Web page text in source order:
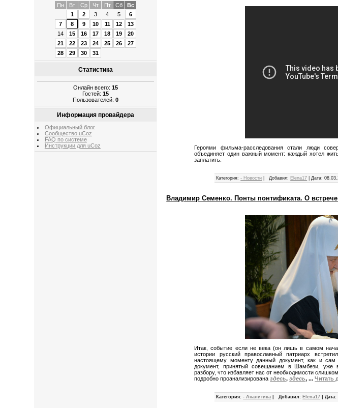
Пн
Вт Ср Чт Пт Сб
Вс
1
2 3 4 5
6
7
8 9 10 11 12
13
14
15 16 17 18 19
20
21
22 23 24 25 26
27
28
29 30 31
Статистика
Онлайн всего:15
Гостей:15
Пользователей:0
Информация провайдера
Официальный блог
Сообщество uCoz
FAQ по системе
Инструкции для uCoz
Героями фильма-расследования стали люди
объединяет один важный момент: каждый хотел
заплатить.
Категория: - Новости Добавил: Elena17 |Дата:
Владимир Семенко. Понты понтификата. О
Итак, событие если не века (он лишь в самом
истории русский православный патриарх
настоящему моменту данный документ, как и
документ, принятый совещанием в Шамбези, уже в
разбору, что избавляет нас от необходимости
подробно проанализированаздесь,здесь,...Читать
Категория: - Аналитика Добавил: Elena17 |Дата: